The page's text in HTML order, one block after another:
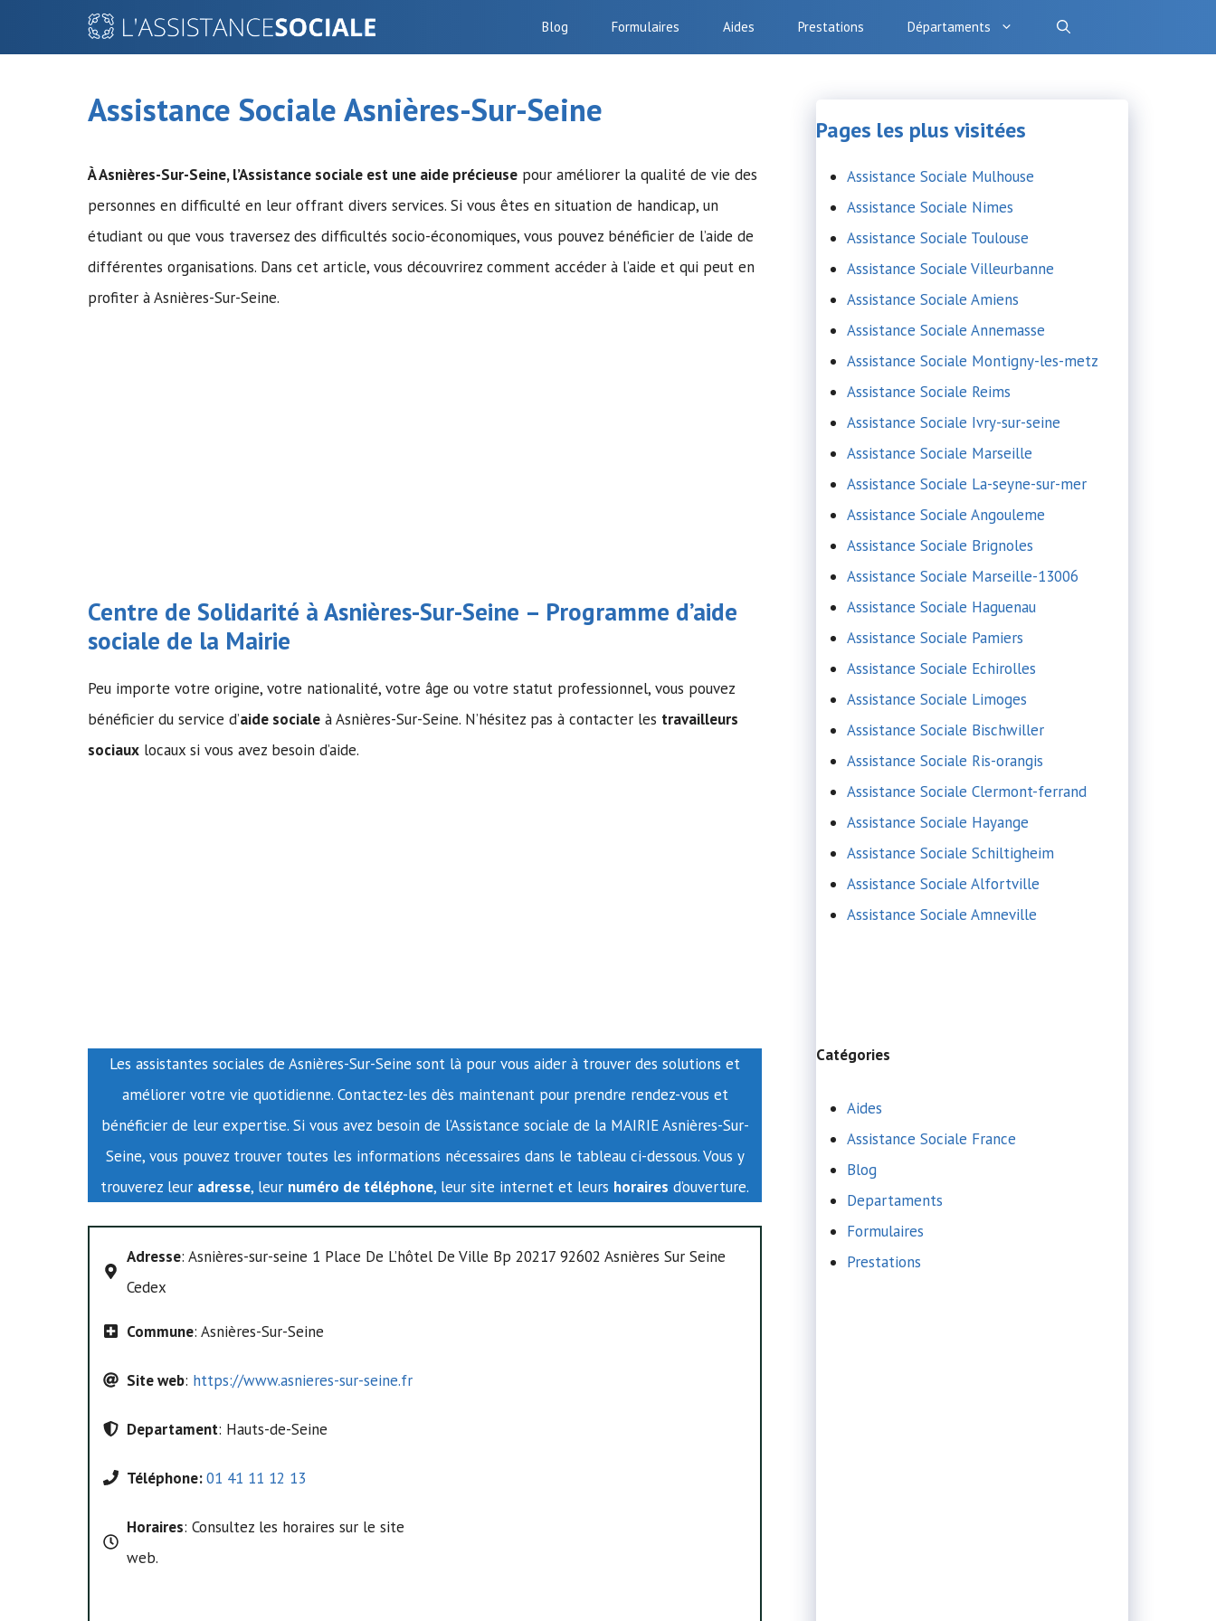
Blog Formulaires Aides Prestations Départaments
Assistance Sociale Asnières-Sur-Seine
À Asnières-Sur-Seine,l’Assistance sociale est une aide précieuse pour améliorer la qualité de vie des
personnes en difficulté en leur offrant divers services. Si vous êtes en situation de handicap, un
étudiant ou que vous traversez des difficultés socio-économiques, vous pouvez bénéficier de l’aide de
différentes organisations. Dans cet article, vous découvrirez comment accéder à l’aide et qui peut en
profiter à Asnières-Sur-Seine.
Centre de Solidarité à Asnières-Sur-Seine – Programme d’aide
sociale de la Mairie
Peu importe votre origine, votre nationalité, votre âge ou votre statut professionnel, vous pouvez
bénéficier du service d’aide sociale à Asnières-Sur-Seine. N’hésitez pas à contacter les travailleurs
sociaux locaux si vous avez besoin d’aide.
Les assistantes sociales de Asnières-Sur-Seine sont là pour vous aider à trouver des solutions et
améliorer votre vie quotidienne. Contactez-les dès maintenant pour prendre rendez-vous et
bénéficier de leur expertise. Si vous avez besoin de l’Assistance sociale de la MAIRIE Asnières-Sur-
Seine, vous pouvez trouver toutes les informations nécessaires dans le tableau ci-dessous. Vous y
trouverez leur adresse, leur numéro de téléphone, leur site internet et leurs horaires d’ouverture.
Adresse: Asnières-sur-seine 1 Place De L’hôtel De Ville Bp 20217 92602 Asnières Sur Seine
Cedex
Commune: Asnières-Sur-Seine
Site web: https://www.asnieres-sur-seine.fr
Departament: Hauts-de-Seine
Téléphone:01 41 11 12 13
Horaires: Consultez les horaires sur le site
web.
Pages les plus visitées
Assistance Sociale Mulhouse
Assistance Sociale Nimes
Assistance Sociale Toulouse
Assistance Sociale Villeurbanne
Assistance Sociale Amiens
Assistance Sociale Annemasse
Assistance Sociale Montigny-les-metz
Assistance Sociale Reims
Assistance Sociale Ivry-sur-seine
Assistance Sociale Marseille
Assistance Sociale La-seyne-sur-mer
Assistance Sociale Angouleme
Assistance Sociale Brignoles
Assistance Sociale Marseille-13006
Assistance Sociale Haguenau
Assistance Sociale Pamiers
Assistance Sociale Echirolles
Assistance Sociale Limoges
Assistance Sociale Bischwiller
Assistance Sociale Ris-orangis
Assistance Sociale Clermont-ferrand
Assistance Sociale Hayange
Assistance Sociale Schiltigheim
Assistance Sociale Alfortville
Assistance Sociale Amneville
Catégories
Aides
Assistance Sociale France
Blog
Departaments
Formulaires
Prestations